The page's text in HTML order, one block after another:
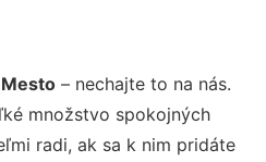
– nechajte to na nás.
množstvo spokojných
radi, ak sa k nim pridáte